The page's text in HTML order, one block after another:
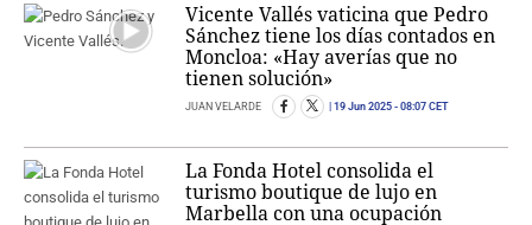
Vicente Vallés vaticina que Pedro
Sánchez tiene los días contados en
Moncloa: «Hay averías que no
tienen solución»
JUAN VELARDE 19 Jun 2025 - 08:07 CET
La Fonda Hotel consolida el
turismo boutique de lujo en
Marbella con una ocupación